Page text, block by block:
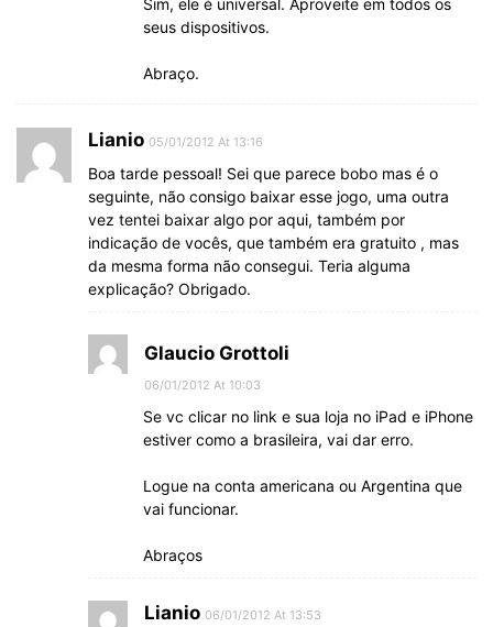
seus dispositivos.
Abraço.
Lianio 05/01/2012 At 13:16
Boa tarde pessoal! Sei que parece bobo mas é o
seguinte, não consigo baixar esse jogo, uma outra
vez tentei baixar algo por aqui, também por
indicação de vocês, que também era gratuito , mas
da mesma forma não consegui. Teria alguma
explicação? Obrigado.
Glaucio Grottoli
06/01/2012 At 10:03
Se vc clicar no link e sua loja no iPad e iPhone
estiver como a brasileira, vai dar erro.
Logue na conta americana ou Argentina que
vai funcionar.
Abraços
Lianio 06/01/2012 At 13:53